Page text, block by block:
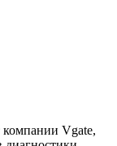
компании Vgate,